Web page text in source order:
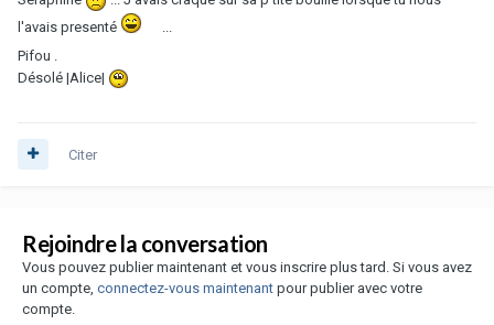
l'avais presenté
Pifou .
Désolé |Alice|
Citer
Rejoindre la conversation
Vous pouvez publier maintenant et vous inscrire plus tard. Si vous avez
un compte, connectez-vous maintenant pour publier avec votre
compte.